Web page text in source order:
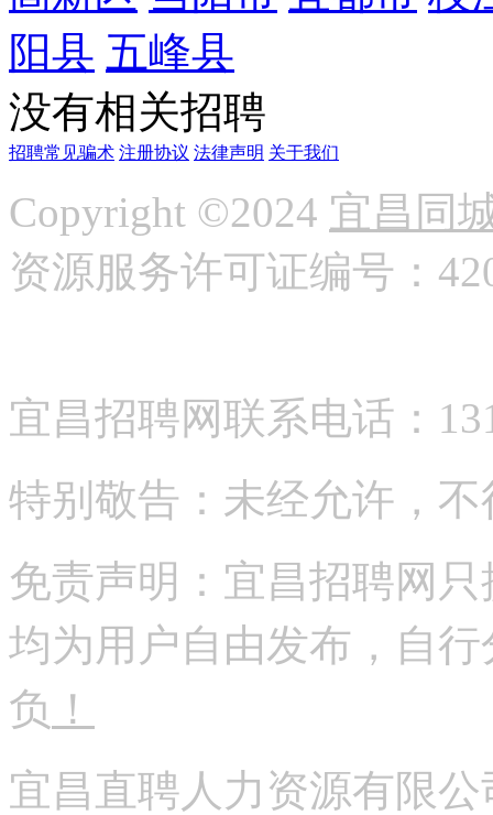
阳县 五峰县
没有相关招聘
招聘常见骗术 注册协议 法律声明 关于我们
Copyright ©2024 宜昌同
资源服务许可证编号：
宜昌招聘网联系电话：
特别敬告：未经允许，
免责声明：宜昌招聘网
均为用户自由发布，自
负 ！
宜昌直聘人力资源有限